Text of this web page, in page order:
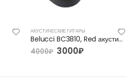
АКУСТИЧЕСКИЕ ГИТАРЫ
Belucci BC3810, Red акустическая гитара
4000₽ 3000₽